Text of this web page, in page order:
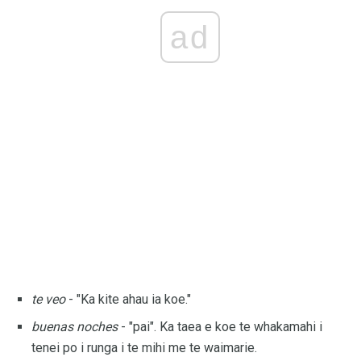
ad
te veo- "Ka kite ahau ia koe."
buenas noches- "pai". Ka taea e koe te whakamahi i
tenei po i runga i te mihi me te waimarie.